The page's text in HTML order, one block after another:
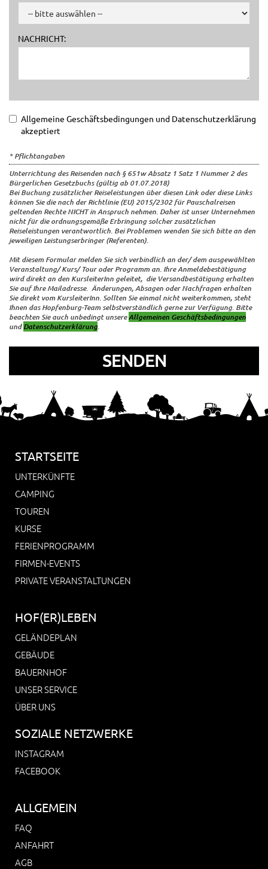
NACHRICHT:
Allgemeine Geschäftsbedingungen und Datenschutzerklärung
akzeptiert
* Pflichtangaben
Unterrichtung des Reisenden nach § 651w Absatz 1 Satz 1 Nummer 2 des
Bürgerlichen Gesetzbuchs (gültig ab 01.07.2018)
Bei Buchung zusätzlicher Reiseleistungen über diesen Link oder diese Links
können Sie die nach der Richtlinie (EU) 2015/2302 für Pauschalreisen
geltenden Rechte NICHT in Anspruch nehmen. Daher ist unser Unternehmen
nicht für die ordnungsgemäße Erbringung solcher zusätzlichen
Reiseleistungen verantwortlich. Bei Problemen wenden Sie sich bitte an den
jeweiligen Leistungserbringer (Referenten).
Mit diesem Formular melden Sie sich verbindlich an der/ dem ausgewählten
Veranstaltung/ Kurs/ Tour oder Programm an. Ihre Anmeldebestätigung
wird direkt an den KursleiterInn geleitet, die Versandbestätigung erhalten
Sie auf Ihre Mailadresse. Änderungen, Absagen oder Nachfragen erhalten
Sie direkt vom KursleiterInn. Sollten Sie einmal nicht weiterkommen, steht
Ihnen das Hopfenburg-Team selbstverständlich gerne zur Verfügung. Bitte
beachten Sie auch unbedingt unsereAllgemeinen Geschäftsbedingungen
undDatenschutzerklärung.
STARTSEITE
UNTERKÜNFTE
CAMPING
TOUREN
KURSE
FERIENPROGRAMM
FIRMEN-EVENTS
PRIVATE VERANSTALTUNGEN
HOF(ER)LEBEN
GELÄNDEPLAN
GEBÄUDE
BAUERNHOF
UNSER SERVICE
ÜBER UNS
SOZIALE NETZWERKE
INSTAGRAM
FACEBOOK
ALLGEMEIN
FAQ
ANFAHRT
AGB